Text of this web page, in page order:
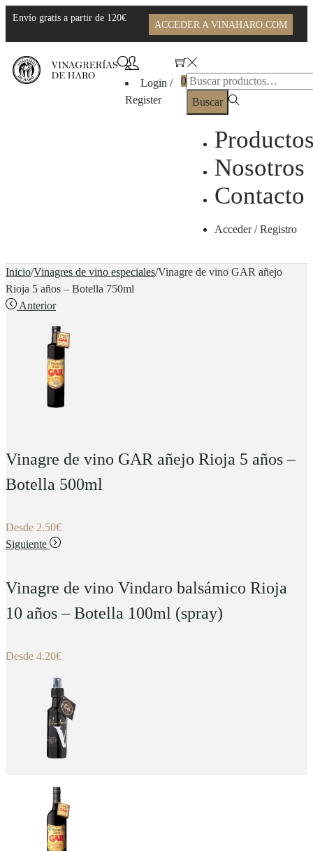
Envío gratis a partir de 120€
ACCEDER A VINAHARO.COM
Buscar
Nosotros
Contacto
Acceder / Registro
Login /
Register
0
Inicio/Vinagres de vino especiales/Vinagre de vino GAR añejo
Rioja 5 años – Botella 750ml
Anterior
Vinagre de vino GAR añejo Rioja 5 años –
Botella 500ml
Desde 2.50€
Siguiente
Vinagre de vino Vindaro balsámico Rioja
10 años – Botella 100ml (spray)
Desde 4.20€